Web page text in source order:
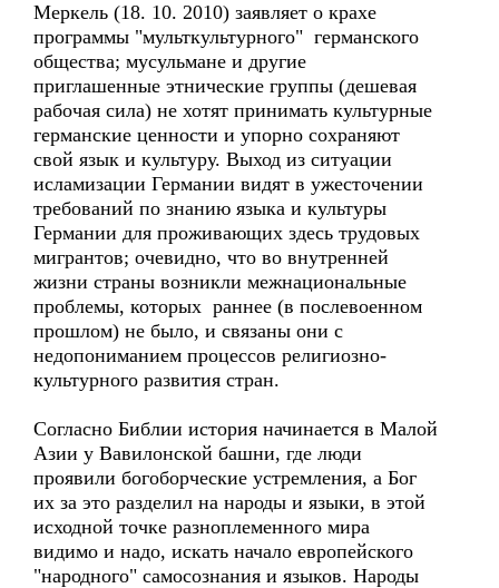
Меркель (18. 10. 2010) заявляет о крахе
программы "мульткультурного" германского
общества; мусульмане и другие
приглашенные этнические группы (дешевая
рабочая сила) не хотят принимать культурные
германские ценности и упорно сохраняют
свой язык и культуру. Выход из ситуации
исламизации Германии видят в ужесточении
требований по знанию языка и культуры
Германии для проживающих здесь трудовых
мигрантов; очевидно, что во внутренней
жизни страны возникли межнациональные
проблемы, которых раннее (в послевоенном
прошлом) не было, и связаны они с
недопониманием процессов религиозно-
культурного развития стран.
Согласно Библии история начинается в Малой
Азии у Вавилонской башни, где люди
проявили богоборческие устремления, а Бог
их за это разделил на народы и языки, в этой
исходной точке разноплеменного мира
видимо и надо, искать начало европейского
"народного" самосознания и языков. Народы